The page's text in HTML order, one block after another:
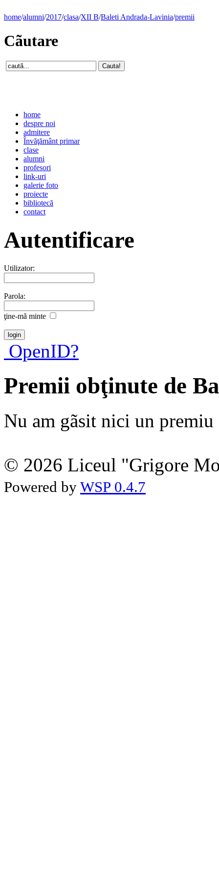
home/alumni/2017/clasa/XII B/Baleti Andrada-Lavinia/premii
Cãutare
home
despre noi
admitere
Învăţământ primar
clase
alumni
profesori
link-uri
galerie foto
proiecte
bibliotecă
contact
Autentificare
Utilizator:
Parola:
ţine-mã minte
OpenID?
Premii obţinute de
Nu am gãsit nici un premiu
© 2026 Liceul "Grigore
Powered by WSP 0.4.7